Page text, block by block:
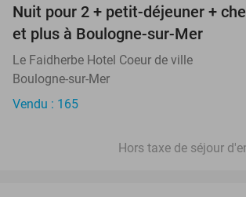
Nuit pour 2 + petit-déjeuner +
et plus à Boulogne-sur-Mer
Le Faidherbe Hotel Coeur de ville
Boulogne-sur-Mer
Vendu : 165
Hors taxe de séjour